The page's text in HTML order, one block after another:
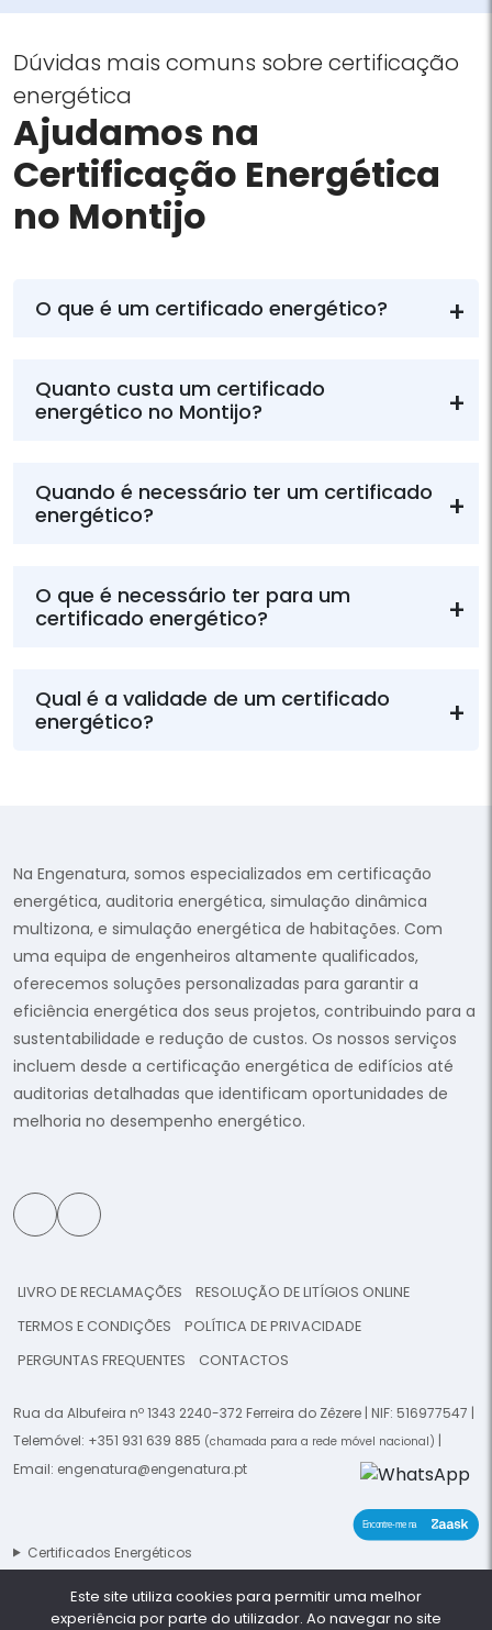
Dúvidas mais comuns sobre certificação
energética
Ajudamos na
Certificação Energética
no Montijo
O que é um certificado energético?
Quanto custa um certificado
energético no Montijo?
Quando é necessário ter um certificado
energético?
O que é necessário ter para um
certificado energético?
Qual é a validade de um certificado
energético?
Na Engenatura, somos especializados em certificação
energética, auditoria energética, simulação dinâmica
multizona, e simulação energética de habitações. Com
uma equipa de engenheiros altamente qualificados,
oferecemos soluções personalizadas para garantir a
eficiência energética dos seus projetos, contribuindo para a
sustentabilidade e redução de custos. Os nossos serviços
incluem desde a certificação energética de edifícios até
auditorias detalhadas que identificam oportunidades de
melhoria no desempenho energético.
LIVRO DE RECLAMAÇÕES
RESOLUÇÃO DE LITÍGIOS ONLINE
TERMOS E CONDIÇÕES
POLÍTICA DE PRIVACIDADE
PERGUNTAS FREQUENTES
CONTACTOS
Rua da Albufeira nº 1343 2240-372 Ferreira do Zêzere | NIF: 516977547 |
Telemóvel: +351 931 639 885 (chamada para a rede móvel nacional) |
Email: engenatura@engenatura.pt
Certificados Energéticos
© 2026 Engenatura - Todos os direitos reservados. -
This template is
Este site utiliza cookies para permitir uma melhor
experiência por parte do utilizador. Ao navegar no site